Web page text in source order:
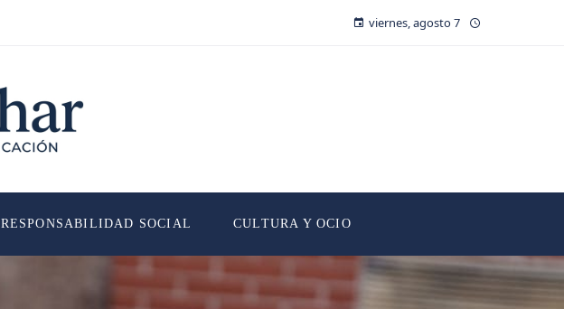
viernes, agosto 7
RESPONSABILIDAD SOCIAL CULTURA Y OCIO